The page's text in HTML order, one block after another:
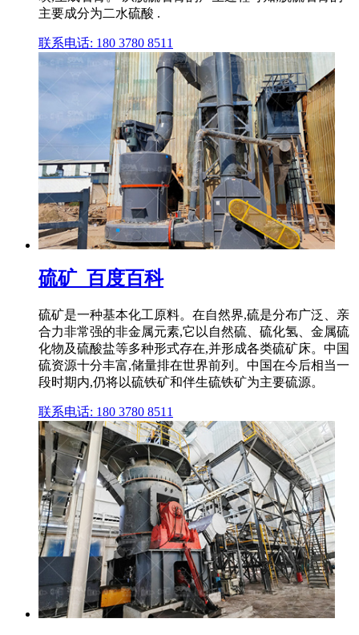
主要成分为二水硫酸 .
联系电话: 180 3780 8511
硫矿_百度百科
硫矿是一种基本化工原料。在自然界,硫是分布广泛、亲
合力非常强的非金属元素,它以自然硫、硫化氢、金属硫
化物及硫酸盐等多种形式存在,并形成各类硫矿床。中国
硫资源十分丰富,储量排在世界前列。中国在今后相当一
段时期内,仍将以硫铁矿和伴生硫铁矿为主要硫源。
联系电话: 180 3780 8511